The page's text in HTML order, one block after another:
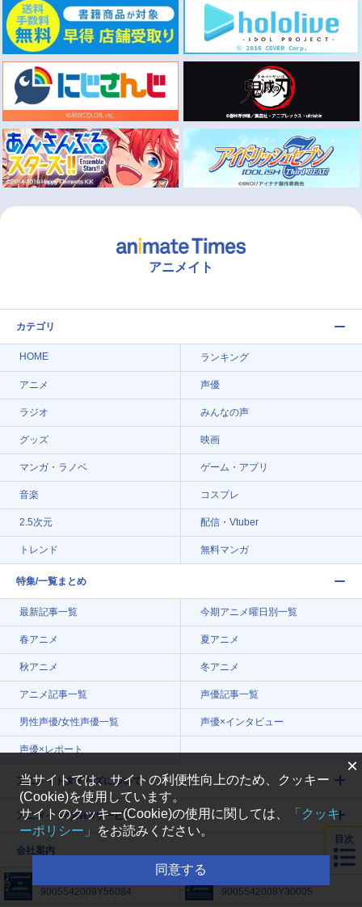
アニメイト
カテゴリ
HOME ランキング
アニメ 声優
ラジオ みんなの声
グッズ 映画
マンガ・ラノベ ゲーム・アプリ
音楽 コスプレ
2.5次元 配信・Vtuber
トレンド 無料マンガ
特集/一覧まとめ
最新記事一覧 今期アニメ曜日別一覧
春アニメ 夏アニメ
秋アニメ 冬アニメ
アニメ記事一覧 声優記事一覧
男性声優/女性声優一覧 声優×インタビュー
声優×レポート
アニメイトタイムズについて
アニメイトのWebサービス
会社案内
9005542009Y56084
9005542008Y30005
目次
×
当サイトでは、サイトの利便性向上のため、クッキー
(Cookie)を使用しています。
サイトのクッキー(Cookie)の使用に関しては、
「クッキ
ーポリシー」
をお読みください。
同意する